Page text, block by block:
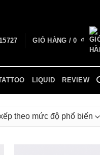
GIỎ HÀNG /0 ₫
LIQUID REVIEW